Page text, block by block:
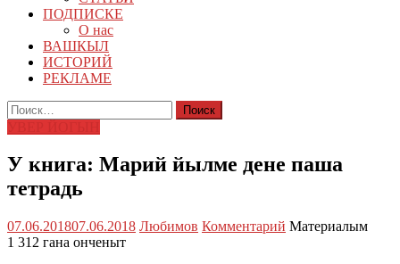
ПОДПИСКЕ
О нас
ВАШКЫЛ
ИСТОРИЙ
РЕКЛАМЕ
Найти:
У книга: Марий йылме дене паша
тетрадь
07.06.201807.06.2018 Любимов Комментарий Материалым
1 312 гана онченыт